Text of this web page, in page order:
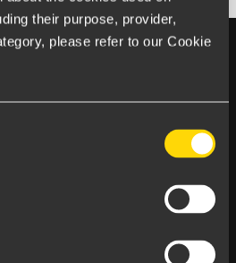
their purpose, provider,
please refer to our Cookie